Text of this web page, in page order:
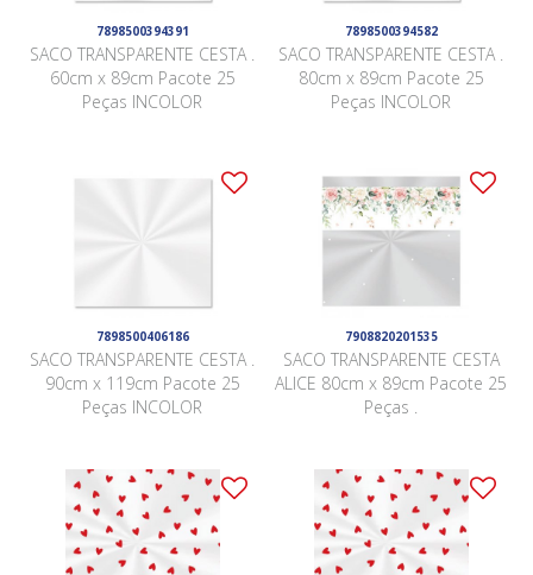
7898500394391
SACO TRANSPARENTE CESTA .
60cm x 89cm Pacote 25
Peças INCOLOR
7898500394582
SACO TRANSPARENTE CESTA .
80cm x 89cm Pacote 25
Peças INCOLOR
7898500406186
SACO TRANSPARENTE CESTA .
90cm x 119cm Pacote 25
Peças INCOLOR
7908820201535
SACO TRANSPARENTE CESTA
ALICE 80cm x 89cm Pacote 25
Peças .